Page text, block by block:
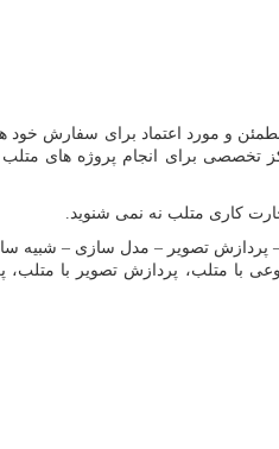
و مورد اعتماد برای سفارش خود
تخصصی برای انجام پروژه های
کاری متلب نه نمی شنوید.
تصویر – مدل سازی – شبیه
با متلب، پردازش تصویر با